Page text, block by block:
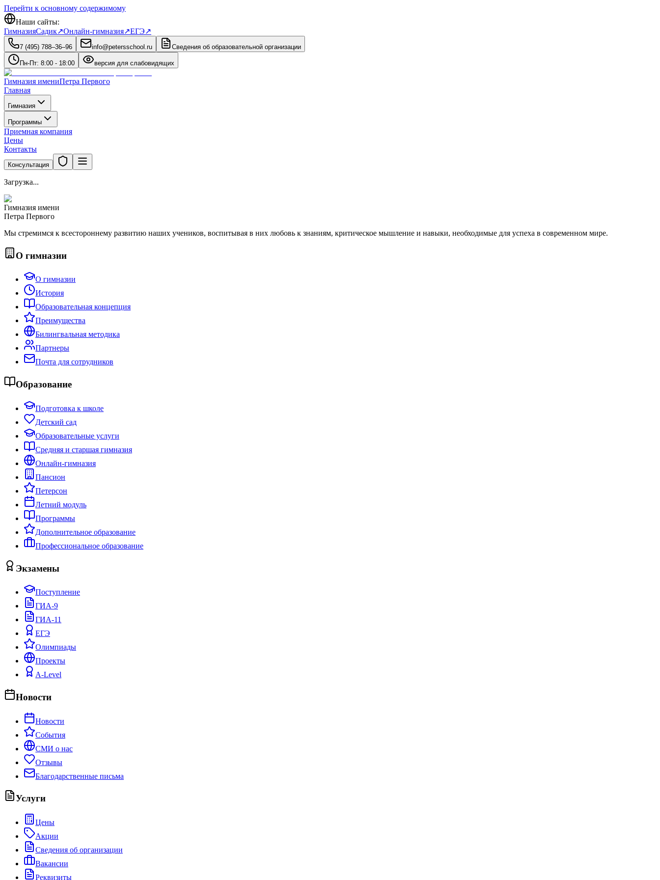
Перейти к основному содержимому
Наши сайты:
ГимназияСадик↗Онлайн-гимназия↗ЕГЭ↗
7 (495) 788‒36‒96 info@petersschool.ru Сведения об образовательной организации
Пн-Пт: 8:00 - 18:00 версия для слабовидящих
Гимназия имениПетра Первого
Главная
Гимназия
Программы
Приемная компания
Цены
Контакты
Консультация
Загрузка...
Гимназия имени
Петра Первого
Мы стремимся к всестороннему развитию наших учеников, воспитывая в них любовь к знаниям, критическое мышление и навыки, необходимые для успеха в современном мире.
О гимназии
О гимназии
История
Образовательная концепция
Преимущества
Билингвальная методика
Партнеры
Почта для сотрудников
Образование
Подготовка к школе
Детский сад
Образовательные услуги
Средняя и старшая гимназия
Онлайн-гимназия
Пансион
Петерсон
Летний модуль
Программы
Дополнительное образование
Профессиональное образование
Экзамены
Поступление
ГИА-9
ГИА-11
ЕГЭ
Олимпиады
Проекты
A-Level
Новости
Новости
События
СМИ о нас
Отзывы
Благодарственные письма
Услуги
Цены
Акции
Сведения об организации
Вакансии
Реквизиты